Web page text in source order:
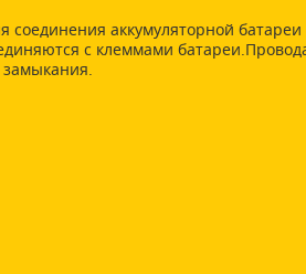
соединения аккумуляторной
с клеммами
замыкания.